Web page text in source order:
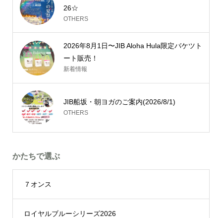
26☆
OTHERS
2026年8月1日〜JIB Aloha Hula限定バケツト
ート販売！
新着情報
JIB船坂・朝ヨガのご案内(2026/8/1)
OTHERS
かたちで選ぶ
７オンス
ロイヤルブルーシリーズ2026